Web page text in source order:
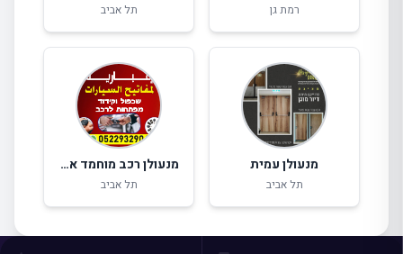
מצאו לי עסק
רמת גן תל אביב
מנעולן עמית
תל אביב
מנעולן רכב מוחמד אגבאריה
תל אביב